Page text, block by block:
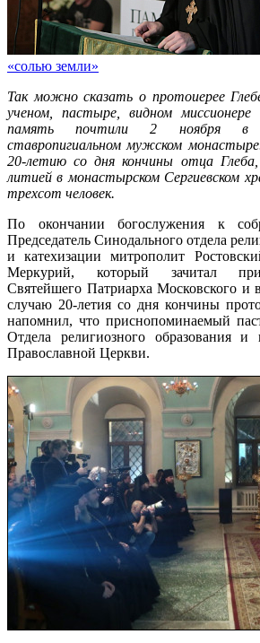
«солью земли»
Так можно сказать о протоиерее
ученом, пастыре, видном миссионере
память почтили 2 ноября в
ставропигиальном мужском
20-летию со дня кончины отца Глеба,
литией в монастырском Сергиевском
трехсот человек.
По окончании богослужения к
Председатель Синодального отдела
и катехизации митрополит
Меркурий, который зачитал
Святейшего Патриарха Московского и
случаю 20-летия со дня кончины
напомнил, что приснопоминаемый
Отдела религиозного образования и
Православной Церкви.